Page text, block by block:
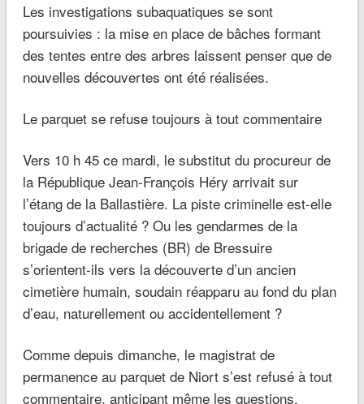
Les investigations subaquatiques se sont
poursuivies : la mise en place debâches formant
des tentes entre des arbres laissent penser que de
nouvelles découvertes ont été réalisées.
Le parquet se refuse toujours à tout commentaire
Vers 10 h 45 ce mardi, le substitut du procureur de
la République Jean-François Héry arrivait sur
l’étang de la Ballastière. La piste criminelle est-elle
toujours d’actualité ? Ou les gendarmes de la
brigade de recherches (BR) de Bressuire
s’orientent-ils vers la découverte d’un ancien
cimetière humain, soudain réapparu au fond du plan
d’eau, naturellement ou accidentellement ?
Comme depuis dimanche, le magistrat de
permanence au parquet de Niorts’est refusé à tout
commentaire, anticipant même les questions.